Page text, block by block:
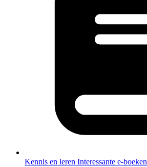
Kennis en leren Interessante e-boeken